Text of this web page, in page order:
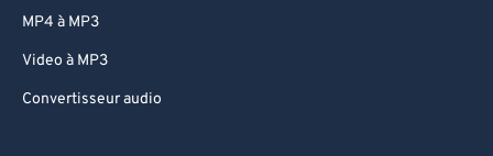
MP4 à MP3
Video à MP3
Convertisseur audio